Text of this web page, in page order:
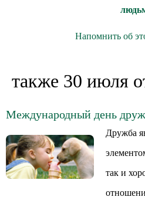
Напомнить об
также 30 июля
Международный день
Дружба
так и